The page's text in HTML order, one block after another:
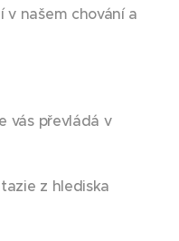
v našem chování a
vás převládá v
z hlediska